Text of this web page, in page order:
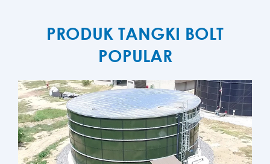
PRODUK TANGKI BOLT
POPULAR